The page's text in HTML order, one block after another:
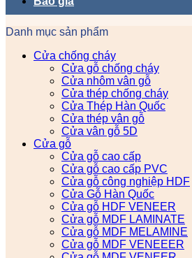
Danh mục sản phẩm
Cửa chống cháy
Cửa gỗ chống cháy
Cửa nhôm vân gỗ
Cửa thép chống cháy
Cửa Thép Hàn Quốc
Cửa thép vân gỗ
Cửa vân gỗ 5D
Cửa gỗ
Cửa gỗ cao cấp
Cửa gỗ cao cấp PVC
Cửa gỗ công nghiệp HDF
Cửa Gỗ Hàn Quốc
Cửa gỗ HDF VENEER
Cửa gỗ MDF LAMINATE
Cửa gỗ MDF MELAMINE
Cửa gỗ MDF VENEEER